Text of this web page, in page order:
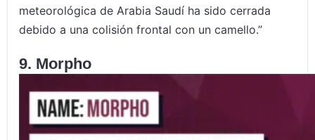
meteorológica de Arabia Saudí ha sido cerrada
debido a una colisión frontal con un camello.”
9. Morpho